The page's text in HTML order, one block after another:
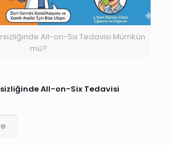
All-on-Six Tedavisi Mümkün
mü?
All-on-Six Tedavisi